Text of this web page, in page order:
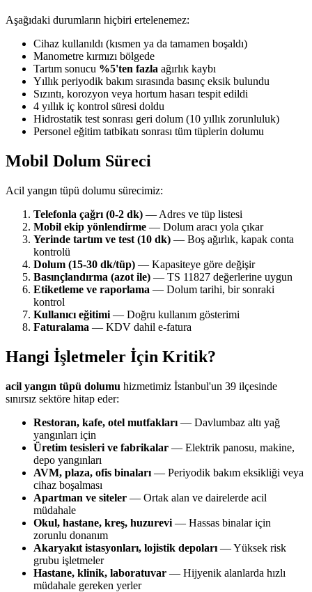
Aşağıdaki durumların hiçbiri ertelenemez:
Cihaz kullanıldı (kısmen ya da tamamen boşaldı)
Manometre kırmızı bölgede
Tartım sonucu %5'ten fazla ağırlık kaybı
Yıllık periyodik bakım sırasında basınç eksik bulundu
Sızıntı, korozyon veya hortum hasarı tespit edildi
4 yıllık iç kontrol süresi doldu
Hidrostatik test sonrası geri dolum (10 yıllık zorunluluk)
Personel eğitim tatbikatı sonrası tüm tüplerin dolumu
Mobil Dolum Süreci
Acil yangın tüpü dolumu sürecimiz:
Telefonla çağrı (0-2 dk) — Adres ve tüp listesi
Mobil ekip yönlendirme — Dolum aracı yola çıkar
Yerinde tartım ve test (10 dk) — Boş ağırlık, kapak conta
kontrolü
Dolum (15-30 dk/tüp) — Kapasiteye göre değişir
Basınçlandırma (azot ile) — TS 11827 değerlerine uygun
Etiketleme ve raporlama — Dolum tarihi, bir sonraki
kontrol
Kullanıcı eğitimi — Doğru kullanım gösterimi
Faturalama — KDV dahil e-fatura
Hangi İşletmeler İçin Kritik?
acil yangın tüpü dolumu hizmetimiz İstanbul'un 39 ilçesinde
sınırsız sektöre hitap eder:
Restoran, kafe, otel mutfakları — Davlumbaz altı yağ
yangınları için
Üretim tesisleri ve fabrikalar — Elektrik panosu, makine,
depo yangınları
AVM, plaza, ofis binaları — Periyodik bakım eksikliği veya
cihaz boşalması
Apartman ve siteler — Ortak alan ve dairelerde acil
müdahale
Okul, hastane, kreş, huzurevi — Hassas binalar için
zorunlu donanım
Akaryakıt istasyonları, lojistik depoları — Yüksek risk
grubu işletmeler
Hastane, klinik, laboratuvar — Hijyenik alanlarda hızlı
müdahale gereken yerler